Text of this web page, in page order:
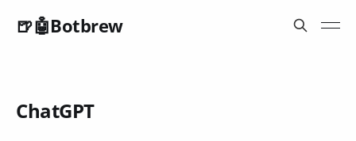
🍺🤖Botbrew
ChatGPT